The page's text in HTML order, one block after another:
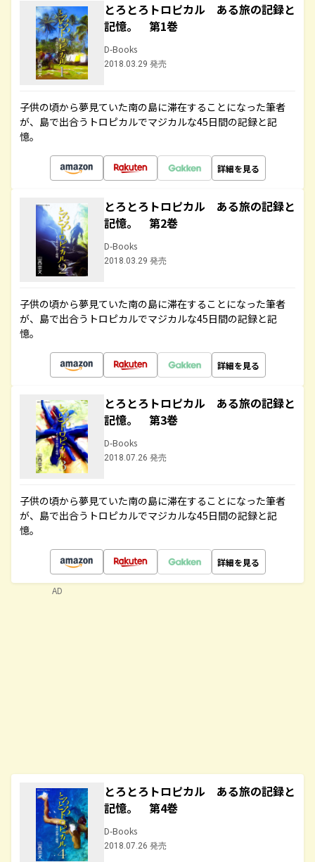
とろとろトロピカル ある旅の記録と
記憶。 第1巻
D-Books
2018.03.29 発売
子供の頃から夢見ていた南の島に滞在することになった筆者
が、島で出合うトロピカルでマジカルな45日間の記録と記
憶。
詳細を見る
とろとろトロピカル ある旅の記録と
記憶。 第2巻
D-Books
2018.03.29 発売
子供の頃から夢見ていた南の島に滞在することになった筆者
が、島で出合うトロピカルでマジカルな45日間の記録と記
憶。
詳細を見る
とろとろトロピカル ある旅の記録と
記憶。 第3巻
D-Books
2018.07.26 発売
子供の頃から夢見ていた南の島に滞在することになった筆者
が、島で出合うトロピカルでマジカルな45日間の記録と記
憶。
詳細を見る
とろとろトロピカル ある旅の記録と
記憶。 第4巻
D-Books
2018.07.26 発売
AD